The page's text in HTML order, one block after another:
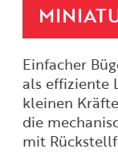
Einfacher
als effiziente
kleinen
die
mit